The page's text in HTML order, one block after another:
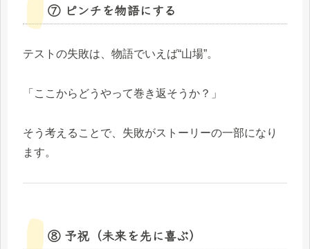
⑦ ピンチを物語にする
テストの失敗は、物語でいえば“山場”。
「ここからどうやって巻き返そうか？」
そう考えることで、失敗がストーリーの一部になり
ます。
⑧ 予祝（未来を先に喜ぶ）